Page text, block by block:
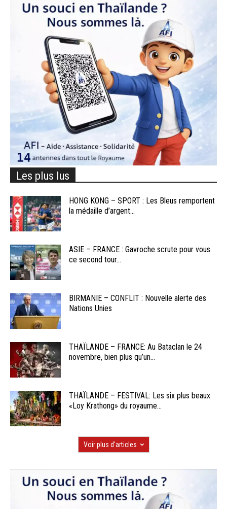
Les plus lus
HONG KONG – SPORT : Les Bleus remportent
la médaille d’argent...
ASIE – FRANCE : Gavroche scrute pour vous
ce second tour...
BIRMANIE – CONFLIT : Nouvelle alerte des
Nations Unies
THAÏLANDE – FRANCE: Au Bataclan le 24
novembre, bien plus qu’un...
THAÏLANDE – FESTIVAL: Les six plus beaux
«Loy Krathong» du royaume...
Voir plus d'articles